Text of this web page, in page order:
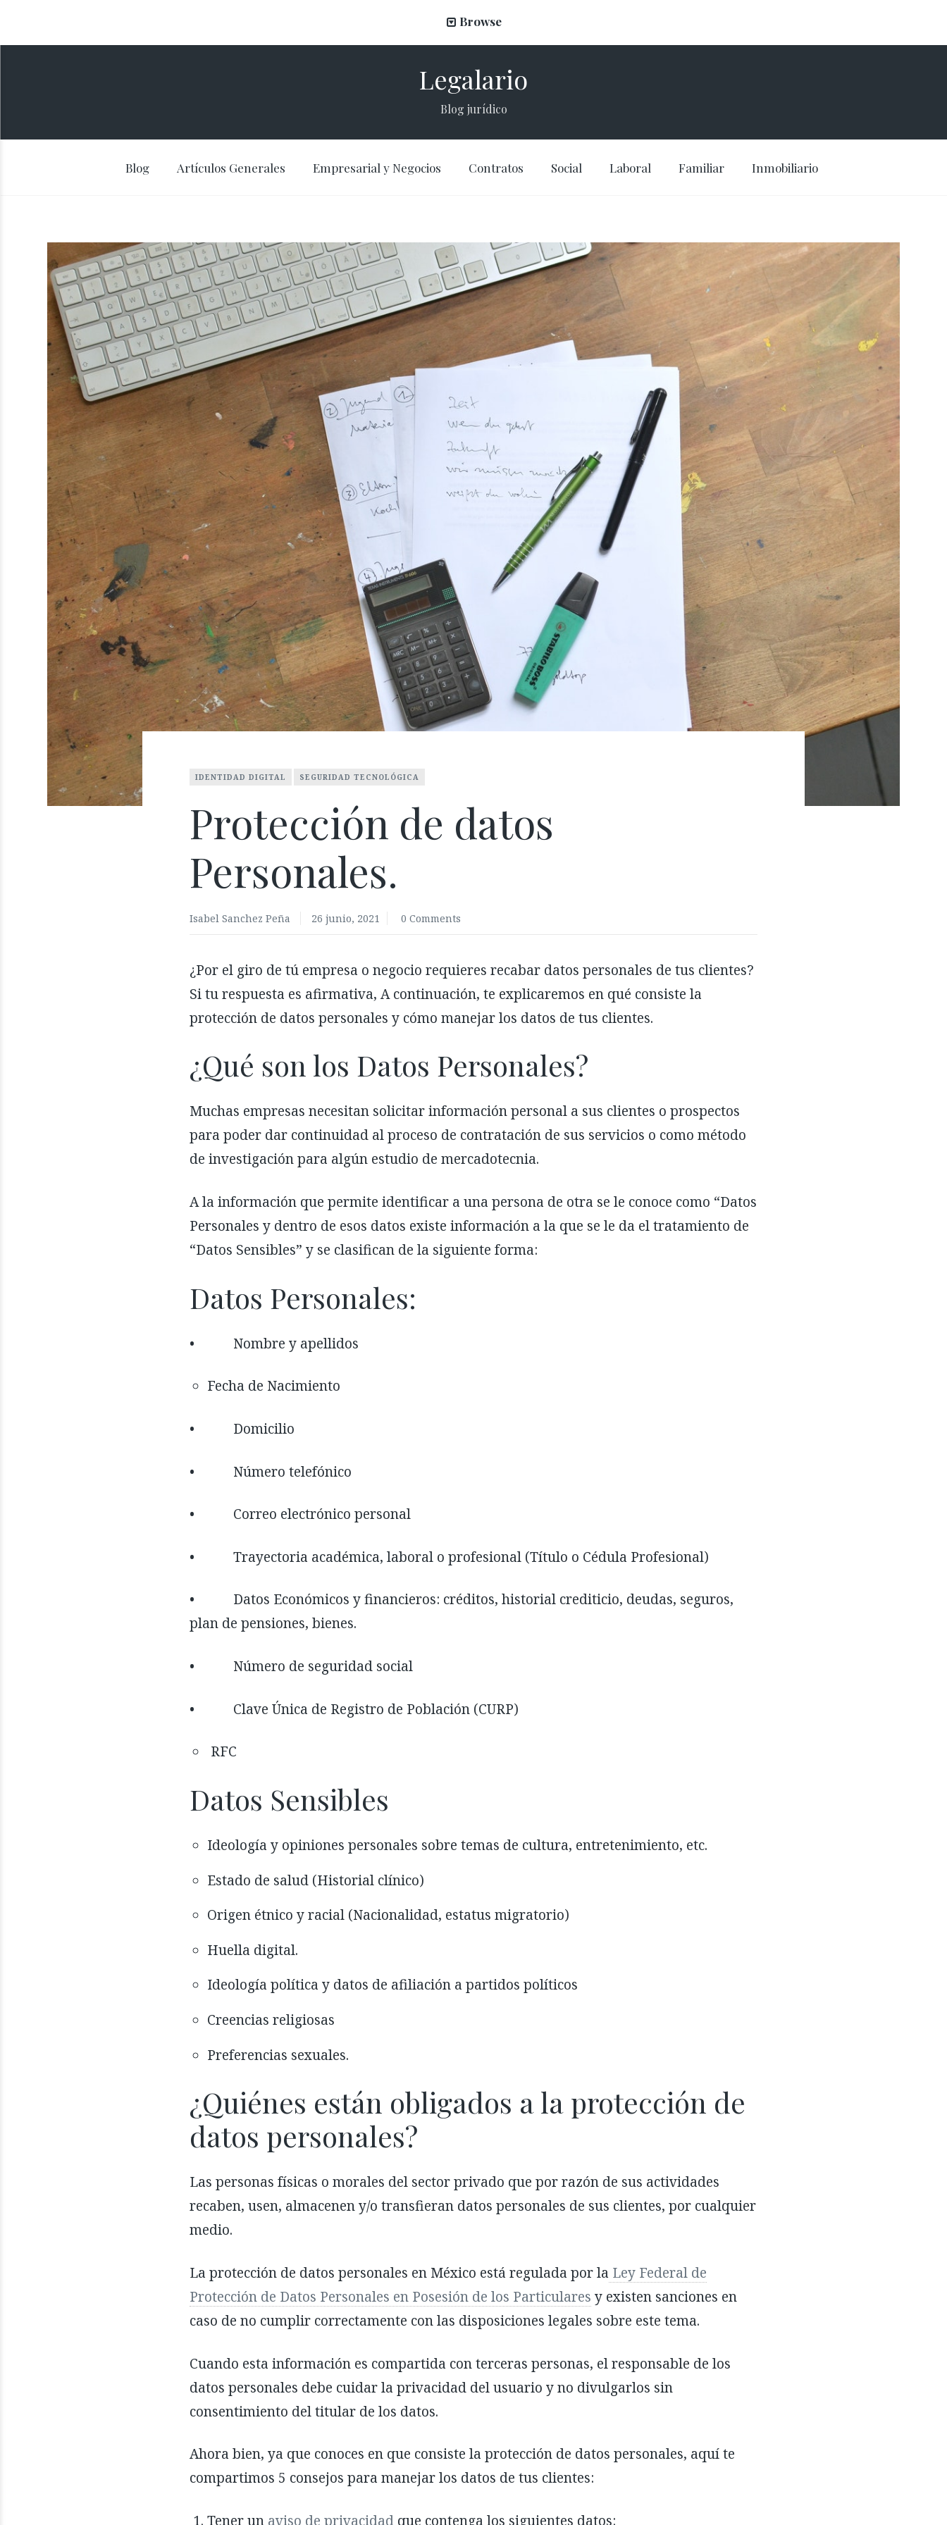
Browse
Legalario
Blog jurídico
Blog Artículos Generales Empresarial y Negocios Contratos Social Laboral Familiar Inmobiliario
IDENTIDAD DIGITAL SEGURIDAD TECNOLÓGICA
Protección de datos
Personales.
Isabel Sanchez Peña 26 junio, 2021 0 Comments
¿Por el giro de tú empresa o negocio requieres recabar datos personales de tus clientes?
Si tu respuesta es afirmativa, A continuación, te explicaremos en qué consiste la
protección de datos personales y cómo manejar los datos de tus clientes.
¿Qué son los Datos Personales?
Muchas empresas necesitan solicitar información personal a sus clientes o prospectos
para poder dar continuidad al proceso de contratación de sus servicios o como método
de investigación para algún estudio de mercadotecnia.
A la información que permite identificar a una persona de otra se le conoce como “Datos
Personales y dentro de esos datos existe información a la que se le da el tratamiento de
“Datos Sensibles” y se clasifican de la siguiente forma:
Datos Personales:
• Nombre y apellidos
Fecha de Nacimiento
• Domicilio
• Número telefónico
• Correo electrónico personal
• Trayectoria académica, laboral o profesional (Título o Cédula Profesional)
• Datos Económicos y financieros: créditos, historial crediticio, deudas, seguros,
plan de pensiones, bienes.
• Número de seguridad social
• Clave Única de Registro de Población (CURP)
RFC
Datos Sensibles
Ideología y opiniones personales sobre temas de cultura, entretenimiento, etc.
Estado de salud (Historial clínico)
Origen étnico y racial (Nacionalidad, estatus migratorio)
Huella digital.
Ideología política y datos de afiliación a partidos políticos
Creencias religiosas
Preferencias sexuales.
¿Quiénes están obligados a la protección de
datos personales?
Las personas físicas o morales del sector privado que por razón de sus actividades
recaben, usen, almacenen y/o transfieran datos personales de sus clientes, por cualquier
medio.
La protección de datos personales en México está regulada por la Ley Federal de
Protección de Datos Personales en Posesión de los Particulares y existen sanciones en
caso de no cumplir correctamente con las disposiciones legales sobre este tema.
Cuando esta información es compartida con terceras personas, el responsable de los
datos personales debe cuidar la privacidad del usuario y no divulgarlos sin
consentimiento del titular de los datos.
Ahora bien, ya que conoces en que consiste la protección de datos personales, aquí te
compartimos 5 consejos para manejar los datos de tus clientes:
Tener un aviso de privacidad que contenga los siguientes datos: